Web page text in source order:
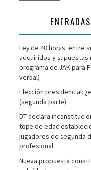
Ley de 40 horas: entre
adquiridos y supuestas
programa de JAK para
verbal)
Elección presidencial:
(segunda parte)
DT declara
tope de edad
jugadores de segunda
profesional
Nueva propuesta